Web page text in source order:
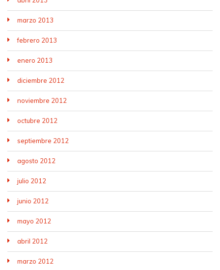
marzo 2013
febrero 2013
enero 2013
diciembre 2012
noviembre 2012
octubre 2012
septiembre 2012
agosto 2012
julio 2012
junio 2012
mayo 2012
abril 2012
marzo 2012